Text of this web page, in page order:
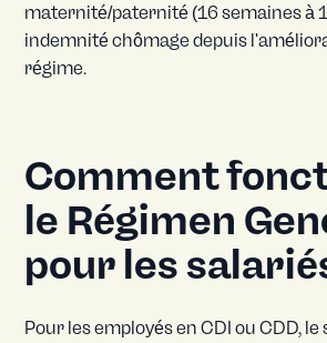
maternité/paternité (16 semaines à
indemnité chômage depuis
régime.
Comment
le Régimen
pour les
Pour les employés en CDI ou CDD,